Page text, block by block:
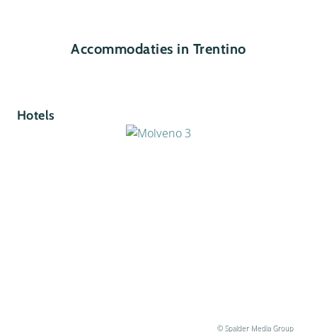
Accommodaties in Trentino
Hotels
© Spalder Media Group